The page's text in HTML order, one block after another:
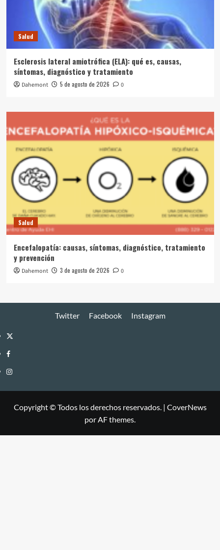
Salud
Esclerosis lateral amiotrófica (ELA): qué es, causas,
síntomas, diagnóstico y tratamiento
Dahemont 5 de agosto de 2026 0
Salud
Encefalopatía: causas, síntomas, diagnóstico, tratamiento
y prevención
Dahemont 3 de agosto de 2026 0
Twitter Facebook Instagram
Twitter
Facebook
Instagram
Copyright © Todos los derechos reservados. | CoverNews
por AF themes.